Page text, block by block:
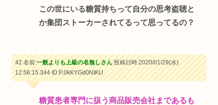
この世にいる糖質持ちって自分の思考盗聴と
か集団ストーカーされてるって思ってるの？
42 名前:一般よりも上級の名無しさん投稿日時:2020/01/29(水)
12:56:15.344ID:PJ/kKYGd0NIKU
糖質患者専門に扱う商品販売会社まであるも